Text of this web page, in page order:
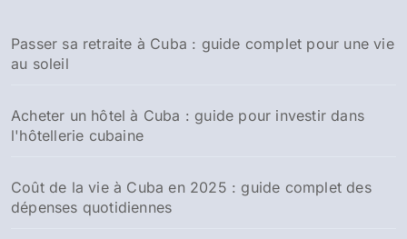
Passer sa retraite à Cuba : guide complet pour une vie
au soleil
Acheter un hôtel à Cuba : guide pour investir dans
l'hôtellerie cubaine
Coût de la vie à Cuba en 2025 : guide complet des
dépenses quotidiennes